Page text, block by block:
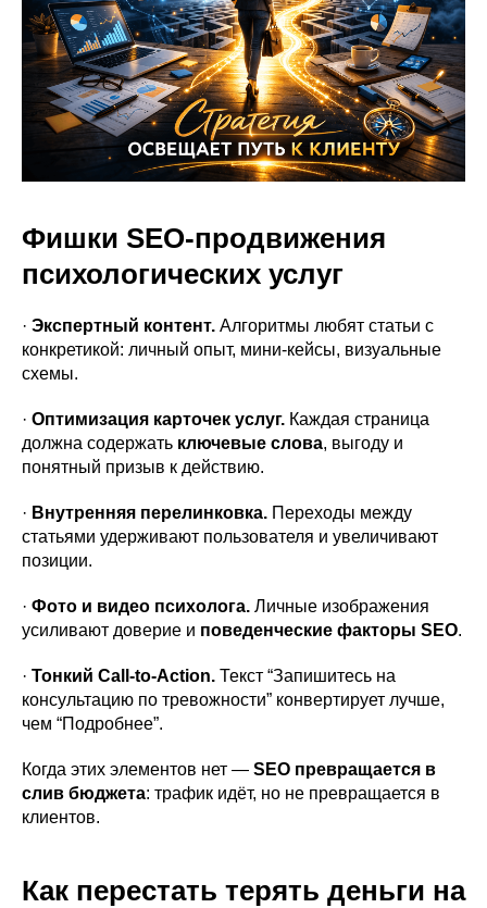
Фишки SEO-продвижения
психологических услуг
· Экспертный контент. Алгоритмы любят статьи с
конкретикой: личный опыт, мини-кейсы, визуальные
схемы.
· Оптимизация карточек услуг. Каждая страница
должна содержать ключевые слова, выгоду и
понятный призыв к действию.
· Внутренняя перелинковка. Переходы между
статьями удерживают пользователя и увеличивают
позиции.
· Фото и видео психолога. Личные изображения
усиливают доверие и поведенческие факторы SEO.
· Тонкий Call-to-Action. Текст “Запишитесь на
консультацию по тревожности” конвертирует лучше,
чем “Подробнее”.
Когда этих элементов нет — SEO превращается в
слив бюджета: трафик идёт, но не превращается в
клиентов.
Как перестать терять деньги на